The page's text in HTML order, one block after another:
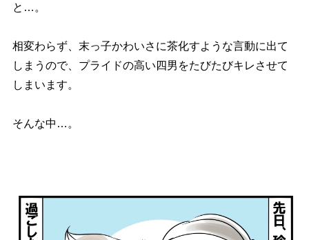
と…。
相変わらず、末っ子かわいさに茶化すような言動に出て
しまうので、プライドの高い四男をたびたびキレさせて
しまいます。
そんな中…。